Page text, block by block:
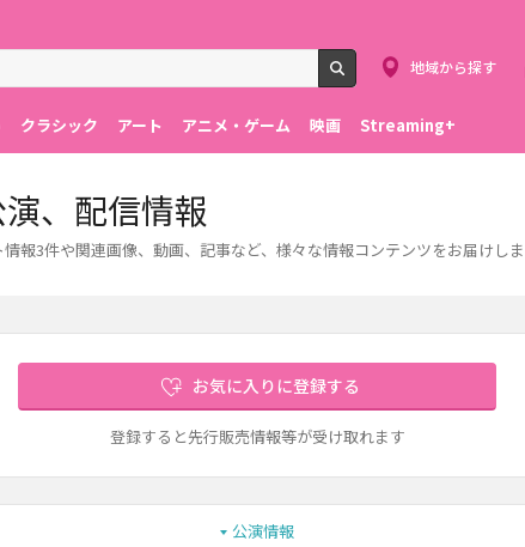
検索
地域から探す
クラシック アート アニメ・ゲーム 映画 Streaming+
、配信情報
報3件や関連画像、動画、記事など、様々な情報コンテンツをお届けしま
お気に入りに登録する
登録すると先行販売情報等が受け取れます
公演情報